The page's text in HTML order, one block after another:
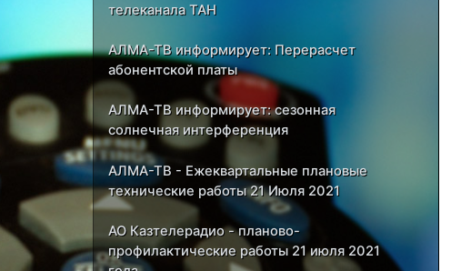
телеканала ТАН
АЛМА-ТВ информирует: Перерасчет
абонентской платы
АЛМА-ТВ информирует: сезонная
солнечная интерференция
АЛМА-ТВ - Ежеквартальные плановые
технические работы 21 Июля 2021
АО Казтелерадио - планово-
профилактические работы 21 июля 2021